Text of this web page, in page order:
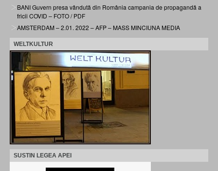
BANI Guvern presa vândută din România campania de propagandă a
fricii COVID – FOTO / PDF
AMSTERDAM – 2.01. 2022 – AFP – MASS MINCIUNA MEDIA
WELTKULTUR
SUSTIN LEGEA APEI